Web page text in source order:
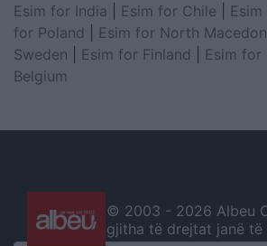
Esim for India
Esim for Chile
for Poland
Esim for North
Sweden
Esim for Finland Esim for
Belgium
© 2003 - 2026 Albeu
gjitha të drejtat janë të